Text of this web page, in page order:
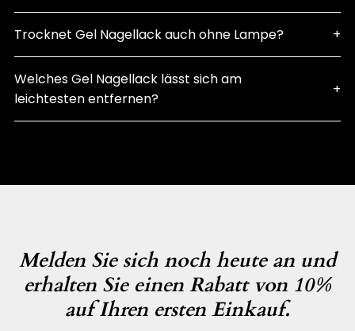
Trocknet Gel Nagellack auch ohne Lampe?
Welches Gel Nagellack lässt sich am
leichtesten entfernen?
Melden Sie sich noch heute an und
erhalten Sie einen Rabatt von 10%
auf Ihren ersten Einkauf.